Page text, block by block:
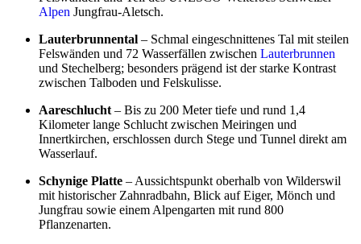
Alpen Jungfrau-Aletsch.
Lauterbrunnental – Schmal eingeschnittenes Tal mit steilen
Felswänden und 72 Wasserfällen zwischen Lauterbrunnen
und Stechelberg; besonders prägend ist der starke Kontrast
zwischen Talboden und Felskulisse.
Aareschlucht – Bis zu 200 Meter tiefe und rund 1,4
Kilometer lange Schlucht zwischen Meiringen und
Innertkirchen, erschlossen durch Stege und Tunnel direkt am
Wasserlauf.
Schynige Platte – Aussichtspunkt oberhalb von Wilderswil
mit historischer Zahnradbahn, Blick auf Eiger, Mönch und
Jungfrau sowie einem Alpengarten mit rund 800
Pflanzenarten.